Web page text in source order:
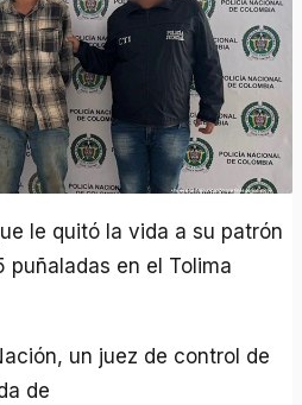
le quitó la vida a su patrón
puñaladas en el Tolima
un juez de control de
de